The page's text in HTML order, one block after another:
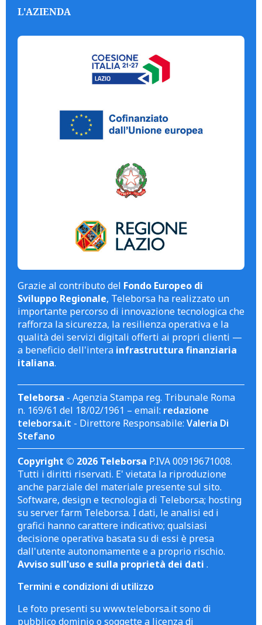
L'AZIENDA
Grazie al contributo del Fondo Europeo di
Sviluppo Regionale, Teleborsa ha realizzato un
importante percorso di innovazione tecnologica che
rafforza la sicurezza, la resilienza operativa e la
qualità dei servizi digitali offerti ai propri clienti —
a beneficio dell'intera infrastruttura finanziaria
italiana.
Teleborsa - Agenzia Stampa reg. Tribunale Roma
n. 169/61 del 18/02/1961 – email: redazione
teleborsa.it - Direttore Responsabile: Valeria Di
Stefano
Copyright © 2026 Teleborsa P.IVA 00919671008.
Tutti i diritti riservati. E' vietata la riproduzione
anche parziale del materiale presente sul sito.
Software, design e tecnologia di Teleborsa; hosting
su server farm Teleborsa. I dati, le analisi ed i
grafici hanno carattere indicativo; qualsiasi
decisione operativa basata su di essi è presa
dall'utente autonomamente e a proprio rischio.
Avviso sull'uso e sulla proprietà dei dati .
Termini e condizioni di utilizzo
Le foto presenti su www.teleborsa.it sono di
pubblico dominio o soggette a licenza di